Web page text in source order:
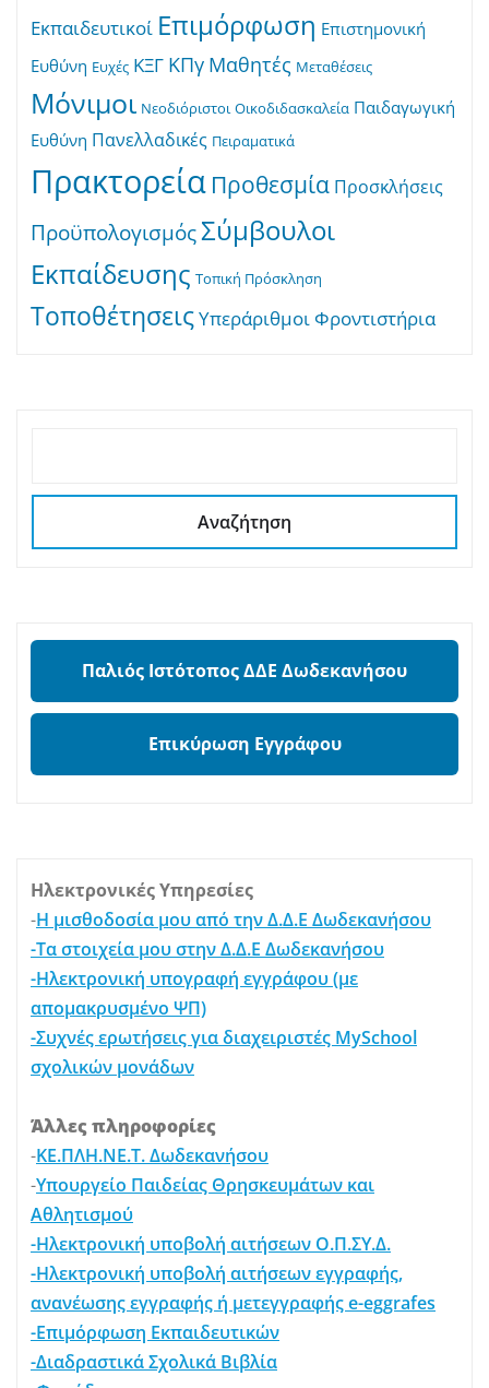
Εκπαιδευτικοί Επιμόρφωση Επιστημονική
Ευθύνη Ευχές ΚΞΓ ΚΠγ Μαθητές Μεταθέσεις
Μόνιμοι Νεοδιόριστοι Οικοδιδασκαλεία Παιδαγωγική
Ευθύνη Πανελλαδικές Πειραματικά
Πρακτορεία Προθεσμία Προσκλήσεις
ΠροϋπολογισμόςΣύμβουλοι
Εκπαίδευσης Τοπική Πρόσκληση
ΤοποθέτησειςΥπεράριθμοι Φροντιστήρια
Αναζήτηση
Παλιός Ιστότοπος ΔΔΕ Δωδεκανήσου
Επικύρωση Εγγράφου
Ηλεκτρονικές Υπηρεσίες
-Η μισθοδοσία μου από την Δ.Δ.Ε Δωδεκανήσου
-Τα στοιχεία μου στην Δ.Δ.Ε Δωδεκανήσου
-Ηλεκτρονική υπογραφή εγγράφου (με
απομακρυσμένο ΨΠ)
-Συχνές ερωτήσεις για διαχειριστές MySchool
σχολικών μονάδων
Άλλες πληροφορίες
-ΚΕ.ΠΛΗ.ΝΕ.Τ. Δωδεκανήσου
-Υπουργείο Παιδείας Θρησκευμάτων και
Αθλητισμού
-Ηλεκτρονική υποβολή αιτήσεων Ο.Π.ΣΥ.Δ.
-Ηλεκτρονική υποβολή αιτήσεων εγγραφής,
ανανέωσης εγγραφής ή μετεγγραφής e-eggrafes
-Επιμόρφωση Εκπαιδευτικών
-Διαδραστικά Σχολικά Βιβλία